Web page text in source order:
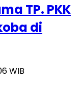
TP. PKK
di
WIB